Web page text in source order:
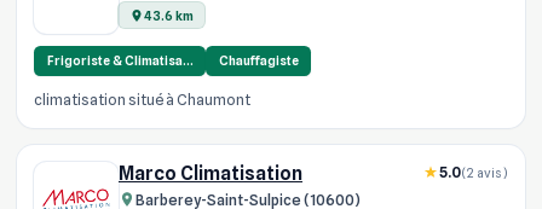
43.6 km
Frigoriste & Climatisa… Chauffagiste
climatisation situé à Chaumont
Marco Climatisation
Barberey-Saint-Sulpice (10600)
5.0(2 avis)